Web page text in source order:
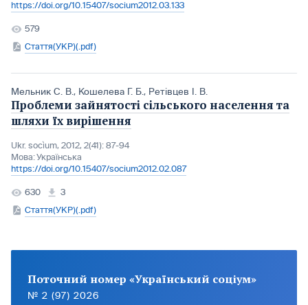
https://doi.org/10.15407/socium2012.03.133
579
Стаття(УКР)(.pdf)
Мельник С. В., Кошелева Г. Б., Ретівцев І. В.
Проблеми зайнятості сільського населення та
шляхи їх вирішення
Ukr. socìum, 2012, 2(41): 87-94
Мова:Українська
https://doi.org/10.15407/socium2012.02.087
630
3
Стаття(УКР)(.pdf)
Поточний номер «Український соціум»
№ 2 (97) 2026